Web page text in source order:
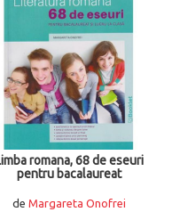
romana, 68 de eseuri
pentru bacalaureat
de Margareta Onofrei